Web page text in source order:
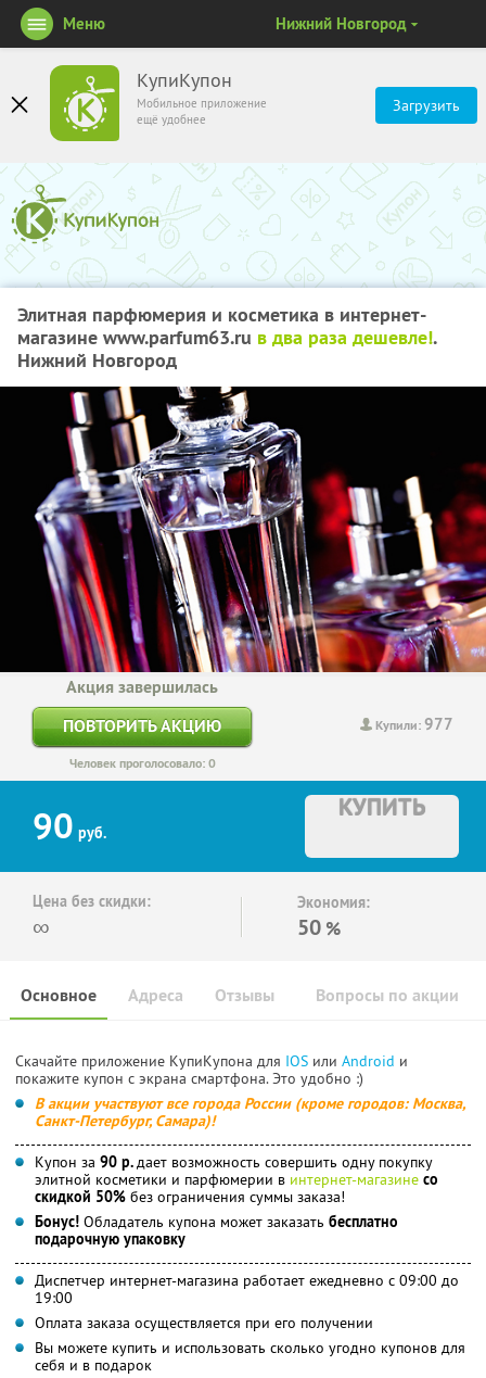
КупиКупон
Мобильное приложение
ещё удобнее
Загрузить
Меню Нижний Новгород
Элитная парфюмерия и косметика в интернет-
магазине www.parfum63.ru в два раза дешевле!.
Нижний Новгород
Купили:977
Акция завершилась
ПОВТОРИТЬ АКЦИЮ
Человек проголосовало: 0
90 руб.
КУПИТЬ
Цена без скидки:
∞
Экономия:
50 %
Основное Отзывы Вопросы по акции
Адреса
Скачайте приложение КупиКупона для IOS или Android и
покажите купон с экрана смартфона. Это удобно :)
В акции участвуют все города России (кроме городов: Москва,
Санкт-Петербург, Самара)!
Купон за 90 р.дает возможность совершить одну покупку
элитной косметики и парфюмерии в интернет-магазине со
скидкой 50% без ограничения суммы заказа!
Бонус! Обладатель купона может заказать бесплатно
подарочную упаковку
Диспетчер интернет-магазина работает ежедневно с 09:00 до
19:00
Оплата заказа осуществляется при его получении
Вы можете купить и использовать сколько угодно купонов для
себя и в подарок